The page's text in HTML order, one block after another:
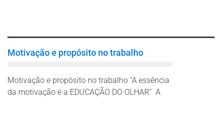
Motivação e propósito no trabalho
Motivação e propósito no trabalho “A essência
da motivação é a EDUCAÇÃO DO OLHAR” A